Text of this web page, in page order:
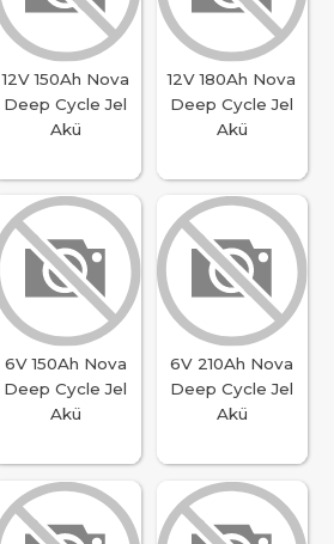
12V 150Ah Nova
Deep Cycle Jel
Akü
12V 180Ah Nova
Deep Cycle Jel
Akü
6V 150Ah Nova
Deep Cycle Jel
Akü
6V 210Ah Nova
Deep Cycle Jel
Akü